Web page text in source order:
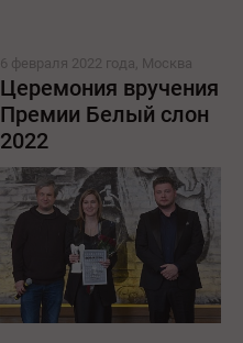
6 февраля 2022 года, Москва
Церемония вручения
Премии Белый слон
2022